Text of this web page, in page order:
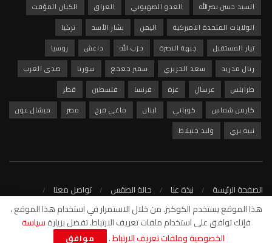
السيد حسن نصرالله
العدو الصهيوني العراق
الكيان المؤقت
الولايات المتحدة الاميركية
اليمن بشار الأسد
تركيا
تيار المستقبل
جبهة النصرة حزب الله داعش
روسيا
ريال مدريد
سعد الحريري سمير جعجع سوريا
صدى العرب
طرابلس
عرسال غزة فرنسا فلسطين
قطر
كارمن شماس
كوباني لبنان ماغي فرح مصر
ميشال عون
نبيه بري
وليد جنبلاط
الصفحة الرئيسة نبذة عنا حالة الطقس
تواصل معنا
سياسة الخصوصية
هذا الموقع يستخدم الكوكيز. من خلال الاستمرار في استخدام هذا الموقع ،
فإنك توافق على استخدام ملفات تعريف الارتباط. تفضل بزيارةسياسة
الخصوصية وملفات تعريف الارتباط. موافق